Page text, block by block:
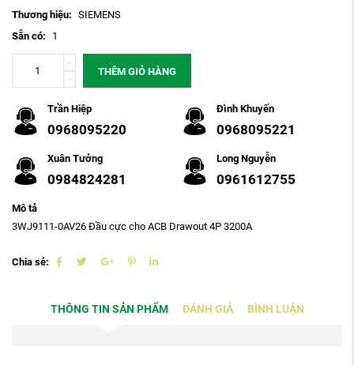
Thương hiệu: SIEMENS
Sẵn có:
1
THÊM GIỎ HÀNG
Trần Hiệp
0968095220
Đình Khuyến
0968095221
Xuân Tưởng
0984824281
Long Nguyễn
0961612755
Mô tả
3WJ9111-0AV26 Đầu cực cho ACB Drawout 4P 3200A
Chia sẻ:
THÔNG TIN SẢN PHẨM ĐÁNH GIÁ BÌNH LUẬN